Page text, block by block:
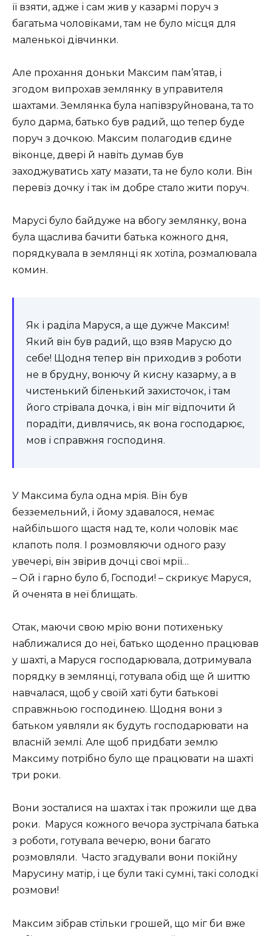
її взяти, адже і сам жив у казармі поруч з
багатьма чоловіками, там не було місця для
маленької дівчинки.
Але прохання доньки Максим пам’ятав, і
згодом випрохав землянку в управителя
шахтами. Землянка була напівзруйнована, та то
було дарма, батько був радий, що тепер буде
поруч з дочкою. Максим полагодив єдине
віконце, двері й навіть думав був
заходжуватись хату мазати, та не було коли. Він
перевіз дочку і так їм добре стало жити поруч.
Марусі було байдуже на вбогу землянку, вона
була щаслива бачити батька кожного дня,
порядкувала в землянці як хотіла, розмалювала
комин.
Як і раділа Маруся, а ще дужче Максим!
Який він був радий, що взяв Марусю до
себе! Щодня тепер він приходив з роботи
не в брудну, вонючу й кисну казарму, а в
чистенький біленький захисточок, і там
його стрівала дочка, і він міг відпочити й
порадіти, дивлячись, як вона господарює,
мов і справжня господиня.
У Максима була одна мрія. Він був
безземельний, і йому здавалося, немає
найбільшого щастя над те, коли чоловік має
клапоть поля. І розмовляючи одного разу
увечері, він звірив дочці свої мрії…
– Ой і гарно було б, Господи! – скрикує Маруся,
й оченята в неї блищать.
Отак, маючи свою мрію вони потихеньку
наближалися до неї, батько щоденно працював
у шахті, а Маруся господарювала, дотримувала
порядку в землянці, готувала обід ще й шиттю
навчалася, щоб у своїй хаті бути батькові
справжньою господинею. Щодня вони з
батьком уявляли як будуть господарювати на
власній землі. Але щоб придбати землю
Максиму потрібно було ще працювати на шахті
три роки.
Вони зосталися на шахтах і так прожили ще два
роки. Маруся кожного вечора зустрічала батька
з роботи, готувала вечерю, вони багато
розмовляли. Часто згадували вони покійну
Марусину матір, і це були такі сумні, такі солодкі
розмови!
Максим зібрав стільки грошей, що міг би вже